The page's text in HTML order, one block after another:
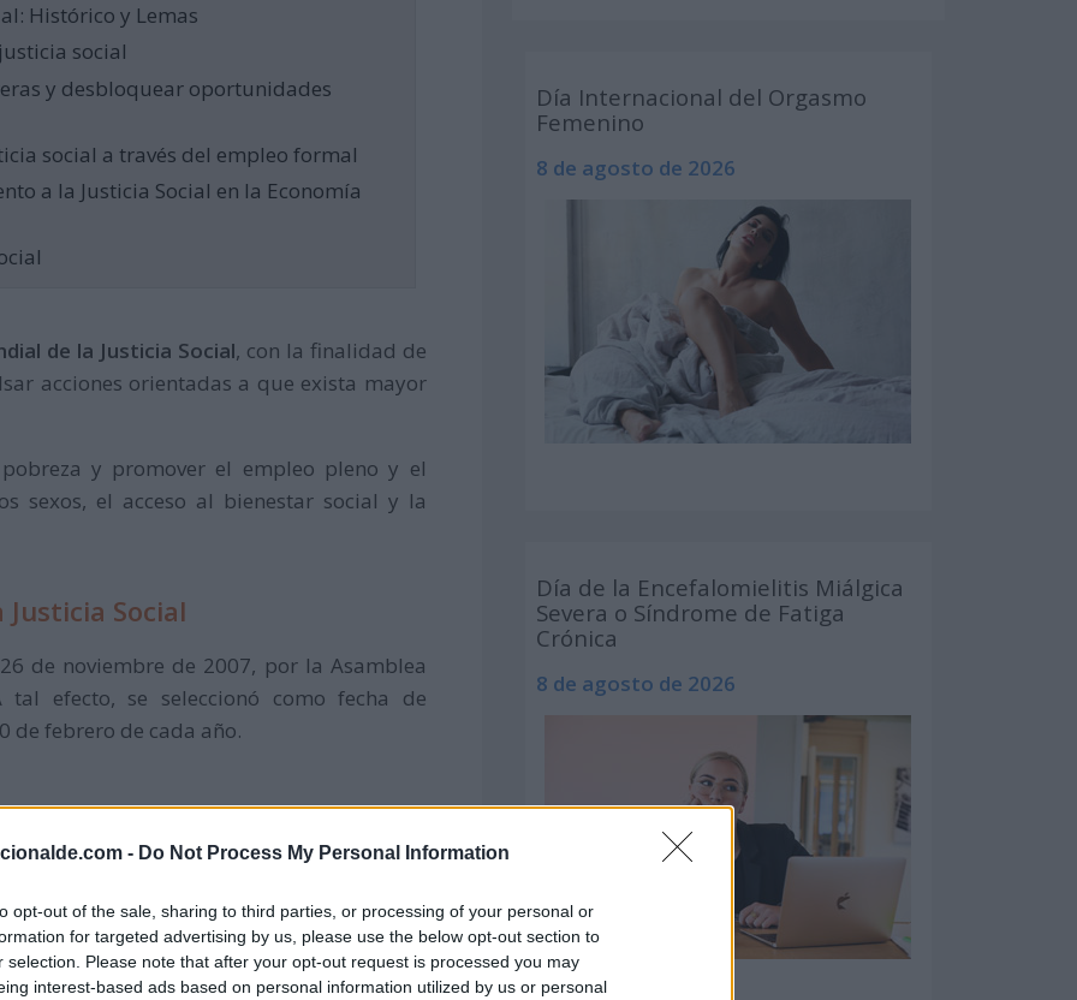
- Do Not Process My Personal Information
opt-out of the sale, sharing to third parties, or processing of your personal or
for targeted advertising by us, please use the below opt-out section to
selection. Please note that after your opt-out request is processed you may
interest-based ads based on personal information utilized by us or personal
Histórico y Lemas
social
y desbloquear oportunidades
social a través del empleo formal
a la Justicia Social en la Economía
de la Justicia Social, con la finalidad de
acciones orientadas a que exista mayor
y promover el empleo pleno y el
sexos, el acceso al bienestar social y la
Social
de noviembre de 2007, por la Asamblea
efecto, se seleccionó como fecha de
de febrero de cada año.
Día Internacional del Orgasmo
Femenino
8 de agosto de 2026
Día de la Encefalomielitis Miálgica
Severa o Síndrome de Fatiga
Crónica
8 de agosto de 2026